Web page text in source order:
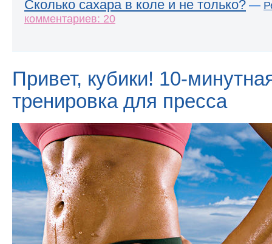
Сколько сахара в коле и не только? —
комментариев: 20
Привет, кубики! 10-
тренировка для пресса